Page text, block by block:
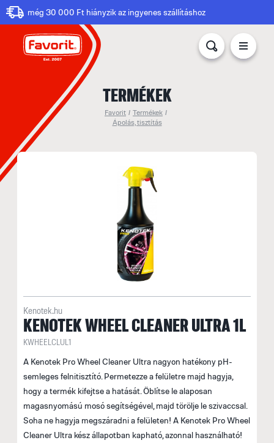
még 30 000 Ft hiányzik az ingyenes szállításhoz
TERMÉKEK
Favorit / Termékek /
Ápolás, tisztítás
Kenotek.hu
KENOTEK WHEEL CLEANER ULTRA 1L
KWHEELCLUL1
A Kenotek Pro Wheel Cleaner Ultra nagyon hatékony pH-
semleges felnitisztító. Permetezze a felületre majd hagyja,
hogy a termék kifejtse a hatását. Öblítse le alaposan
magasnyomású mosó segítségével, majd törölje le szivaccsal.
Soha ne hagyja megszáradni a felületen! A Kenotek Pro Wheel
Cleaner Ultra kész állapotban kapható, azonnal használható!